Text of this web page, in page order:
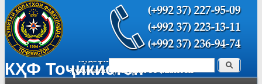
КҲФ ТоҷикистонФорма поиска Поиск